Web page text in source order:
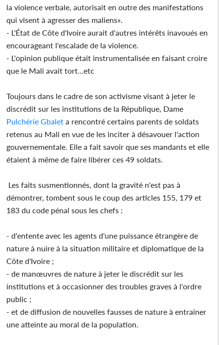
la violence verbale, autorisait en outre des manifestations
qui visent à agresser des maliens».
- L'État de Côte d'Ivoire aurait d'autres intérêts inavoués en
encourageant l'escalade de la violence.
- L'opinion publique était instrumentalisée en faisant croire
que le Mali avait tort...etc
Toujours dans le cadre de son activisme visant à jeter le
discrédit sur les institutions de la République, Dame
Pulchérie Gbalet a rencontré certains parents de soldats
retenus au Mali en vue de les inciter à désavouer l'action
gouvernementale. Elle a fait savoir que ses mandants et elle
étaient à même de faire libérer ces 49 soldats.
Les faits susmentionnés, dont la gravité n'est pas à
démontrer, tombent sous le coup des articles 155, 179 et
183 du code pénal sous les chefs :
- d'entente avec les agents d'une puissance étrangère de
nature à nuire à la situation militaire et diplomatique de la
Côte d'Ivoire ;
- de manœuvres de nature à jeter le discrédit sur les
institutions et à occasionner des troubles graves à l'ordre
public ;
- et de diffusion de nouvelles fausses de nature à entrainer
une atteinte au moral de la population.